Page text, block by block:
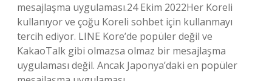
mesajlaşma uygulaması.24 Ekim 2022Her Koreli
kullanıyor ve çoğu Koreli sohbet için kullanmayı
tercih ediyor. LINE Kore’de popüler değil ve
KakaoTalk gibi olmazsa olmaz bir mesajlaşma
uygulaması değil. Ancak Japonya’daki en popüler